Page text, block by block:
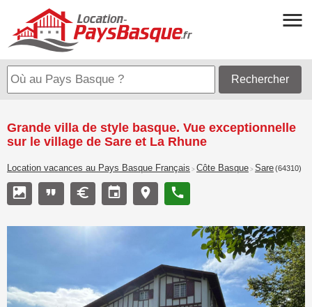
Rechercher
Grande villa de style basque. Vue exceptionnelle
sur le village de Sare et La Rhune
Location vacances au Pays Basque Français > Côte Basque > Sare(64310)